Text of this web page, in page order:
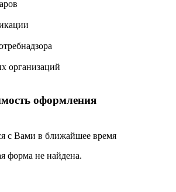
организаций
оформления
с Вами в ближайшее время
форма не найдена.